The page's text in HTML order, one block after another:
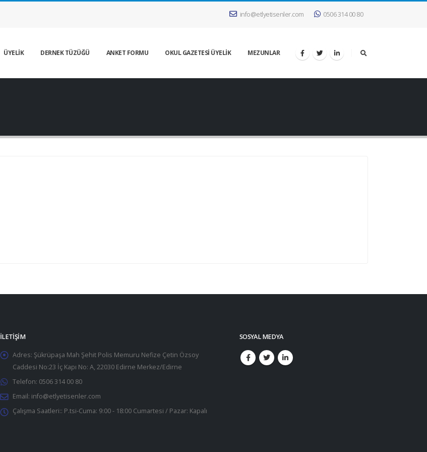
info@etlyetisenler.com 0506 314 00 80
ÜYELİK DERNEK TÜZÜĞÜ ANKET FORMU OKUL GAZETESİ ÜYELİK MEZUNLAR
İLETIŞIM
Adres: Şükrüpaşa Mah Şehit Polis Memuru Nefize Çetin Özsoy
Caddesi No:23 İç Kapı No: A, 22030 Edirne Merkez/Edirne
Telefon: 0506 314 00 80
Email: info@etlyetisenler.com
Çalışma Saatleri:: P.tsi-Cuma: 9:00 - 18:00 Cumartesi / Pazar: Kapalı
SOSYAL MEDYA